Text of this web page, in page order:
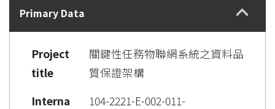
Primary Data
Project
title
關鍵性任務物聯網系統之資料品
質保證架構
Interna
104-2221-E-002-011-